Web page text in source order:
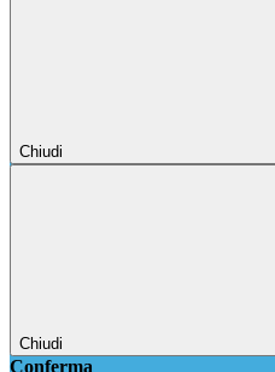
Chiudi
Chiudi
Conferma